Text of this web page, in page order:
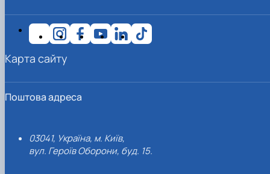
Поштова адреса
03041, Україна, м. Київ,
вул. Героїв Оборони, буд. 15.
Карта сайту